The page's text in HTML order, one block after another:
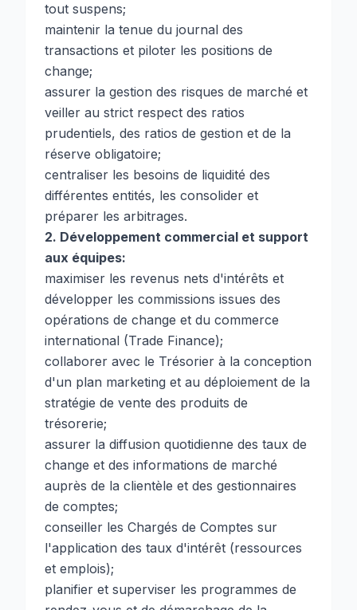
tout suspens;
maintenir la tenue du journal des
transactions et piloter les positions de
change;
assurer la gestion des risques de marché et
veiller au strict respect des ratios
prudentiels, des ratios de gestion et de la
réserve obligatoire;
centraliser les besoins de liquidité des
différentes entités, les consolider et
préparer les arbitrages.
2. Développement commercial et support
aux équipes:
maximiser les revenus nets d'intérêts et
développer les commissions issues des
opérations de change et du commerce
international (Trade Finance);
collaborer avec le Trésorier à la conception
d'un plan marketing et au déploiement de la
stratégie de vente des produits de
trésorerie;
assurer la diffusion quotidienne des taux de
change et des informations de marché
auprès de la clientèle et des gestionnaires
de comptes;
conseiller les Chargés de Comptes sur
l'application des taux d'intérêt (ressources
et emplois);
planifier et superviser les programmes de